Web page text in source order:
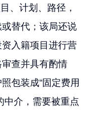
、计划、路径，
替代；该局还说
入籍项目进行营
查并具有酌情
包装成“固定费用
中介，需要被重点